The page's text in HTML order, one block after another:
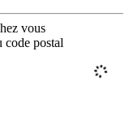
vous
code postal